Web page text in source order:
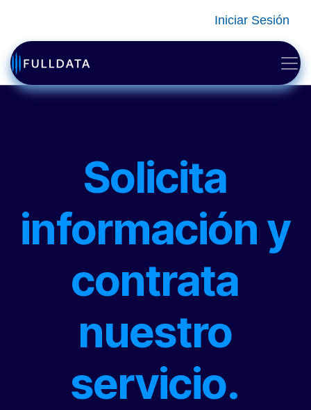
Iniciar Sesión
Solicita
información y
contrata
nuestro
servicio.